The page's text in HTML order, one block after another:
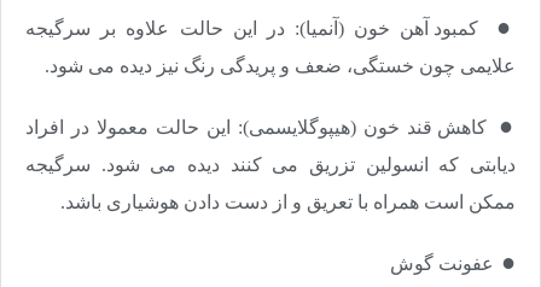
●​​​​​​​
کمبود آهن خون (آنمیا): در این حالت علاوه بر سرگیجه
علایمی چون خستگی، ضعف و پریدگی رنگ نیز دیده می شود.
●​​​​​​​
کاهش قند خون (هیپوگلایسمی): این حالت معمولا در افراد
دیابتی که انسولین تزریق می کنند دیده می شود. سرگیجه
ممکن است همراه با تعریق و از دست دادن هوشیاری باشد.
●​​​​​​​ عفونت گوش